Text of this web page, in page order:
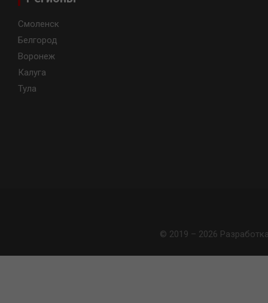
Смоленск
Белгород
Воронеж
Калуга
Тула
© 2019 – 2026